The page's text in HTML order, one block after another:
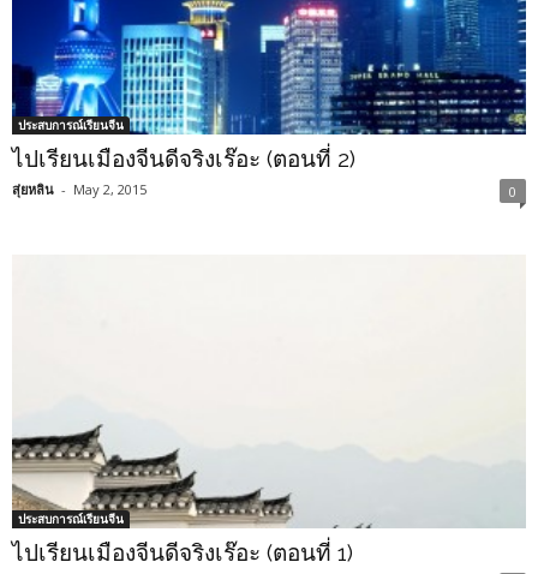
ประสบการณ์เรียนจีน
ไปเรียนเมืองจีนดีจริงเร๊อะ (ตอนที่ 2)
สุ่ยหลิน - May 2, 2015 0
ประสบการณ์เรียนจีน
ไปเรียนเมืองจีนดีจริงเร๊อะ (ตอนที่ 1)